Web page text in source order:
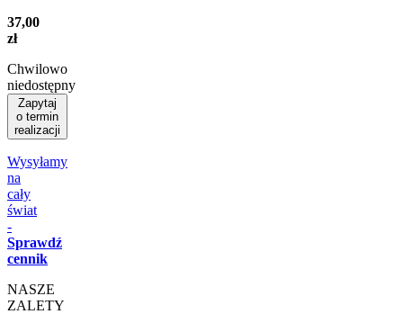
37,00
zł
Chwilowo
niedostępny
Zapytaj
o termin
realizacji
Wysyłamy
na
cały
świat
-
Sprawdź
cennik
NASZE
ZALETY